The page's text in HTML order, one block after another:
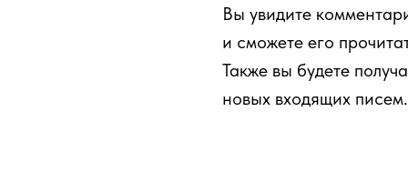
Вы увидите
и сможете его
Также вы будете
новых входящих писем.